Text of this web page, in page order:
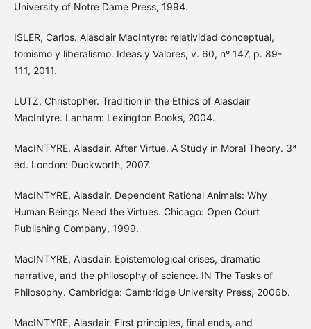
University of Notre Dame Press, 1994.
ISLER, Carlos. Alasdair MacIntyre: relatividad conceptual,
tomismo y liberalismo. Ideas y Valores, v. 60, nº 147, p. 89-
111, 2011.
LUTZ, Christopher. Tradition in the Ethics of Alasdair
MacIntyre. Lanham: Lexington Books, 2004.
MacINTYRE, Alasdair. After Virtue. A Study in Moral Theory. 3ª
ed. London: Duckworth, 2007.
MacINTYRE, Alasdair. Dependent Rational Animals: Why
Human Beings Need the Virtues. Chicago: Open Court
Publishing Company, 1999.
MacINTYRE, Alasdair. Epistemological crises, dramatic
narrative, and the philosophy of science. IN The Tasks of
Philosophy. Cambridge: Cambridge University Press, 2006b.
MacINTYRE, Alasdair. First principles, final ends, and